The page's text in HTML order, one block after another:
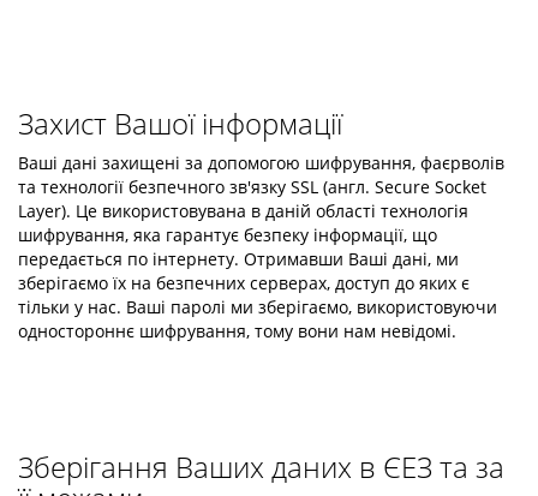
Захист Вашої інформації
Ваші дані захищені за допомогою шифрування, фаєрволів
та технології безпечного зв'язку SSL (англ. Secure Socket
Layer). Це використовувана в даній області технологія
шифрування, яка гарантує безпеку інформації, що
передається по інтернету. Отримавши Ваші дані, ми
зберігаємо їх на безпечних серверах, доступ до яких є
тільки у нас. Ваші паролі ми зберігаємо, використовуючи
одностороннє шифрування, тому вони нам невідомі.
Зберігання Ваших даних в ЄЕЗ та за